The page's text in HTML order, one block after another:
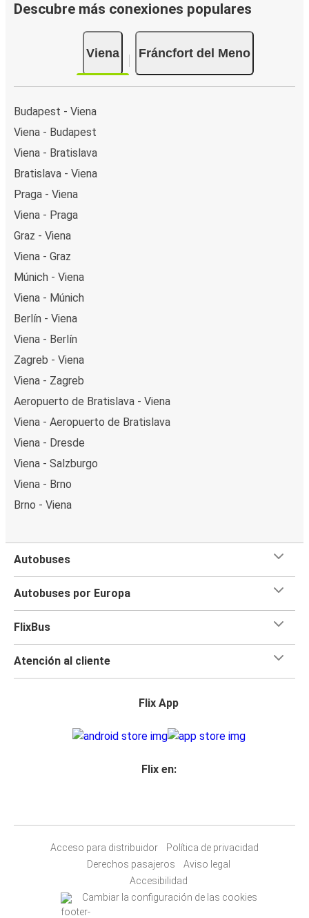
Descubre más conexiones populares
Viena Fráncfort del Meno
Budapest - Viena
Viena - Budapest
Viena - Bratislava
Bratislava - Viena
Praga - Viena
Viena - Praga
Graz - Viena
Viena - Graz
Múnich - Viena
Viena - Múnich
Berlín - Viena
Viena - Berlín
Zagreb - Viena
Viena - Zagreb
Aeropuerto de Bratislava - Viena
Viena - Aeropuerto de Bratislava
Viena - Dresde
Viena - Salzburgo
Viena - Brno
Brno - Viena
Autobuses
Autobuses por Europa
FlixBus
Atención al cliente
Flix App
Flix en:
Acceso para distribuidor
Política de privacidad
Derechos pasajeros
Aviso legal
Accesibilidad
Cambiar la configuración de las cookies